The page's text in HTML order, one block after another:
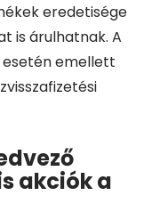
eredetisége
is árulhatnak. A
emellett
akciók a